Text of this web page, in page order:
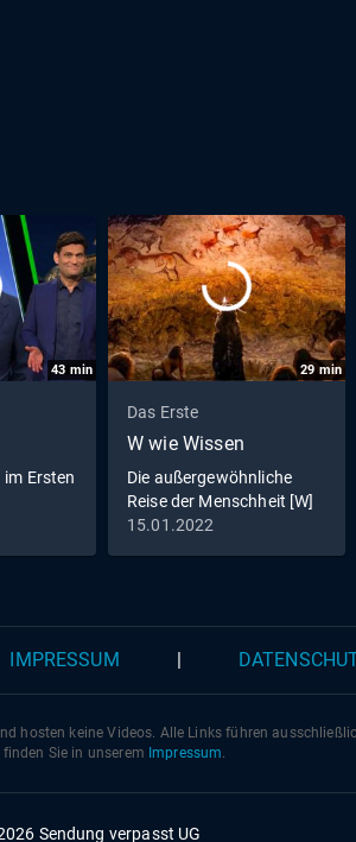
43 min
Ersten
29 min
Das Erste
W wie Wissen
Die außergewöhnliche
Reise der Menschheit [W]
wie Wissen Spezial
15.01.2022
IMPRESSUM
hosten keine Videos. Alle Links führen
finden Sie in unserem Impressum.
Sendung verpasst UG